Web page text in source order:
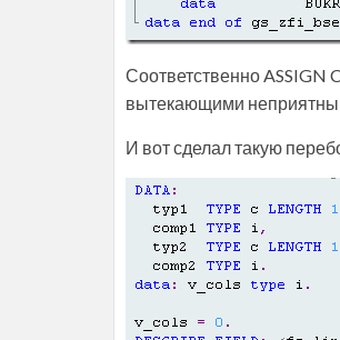
Соответственно ASSIGN
вытекающими
И вот сделал такую